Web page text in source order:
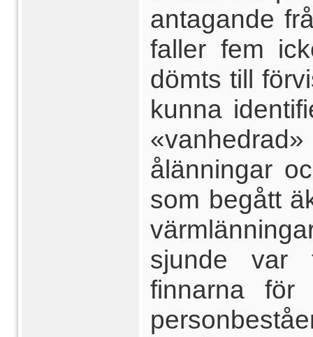
antagande
faller fem
dömts till
kunna
ålänningar
som begått
sjunde var
finnarna